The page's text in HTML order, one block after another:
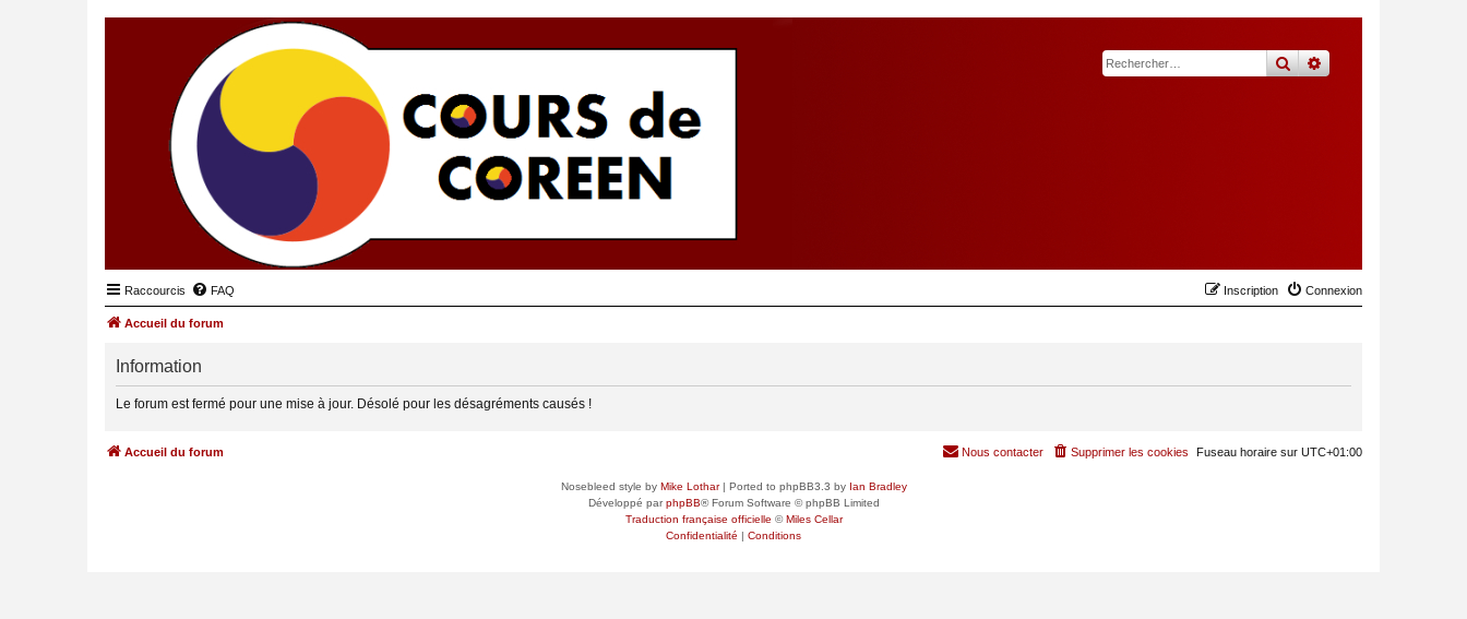
rechercher
recherche
Raccourcis FAQ Connexion
Inscription
Accueil du forum
Information
Le forum est fermé pour une mise à jour. Désolé pour les désagréments causés !
Accueil du forum Fuseau horaire sur UTC+01:00
Supprimer les cookies
Nous contacter
Nosebleed style by Mike Lothar| Ported to phpBB3.3 by Ian Bradley
Développé parphpBB® Forum Software © phpBB Limited
Traduction française officielle ©Miles Cellar
Confidentialité | Conditions